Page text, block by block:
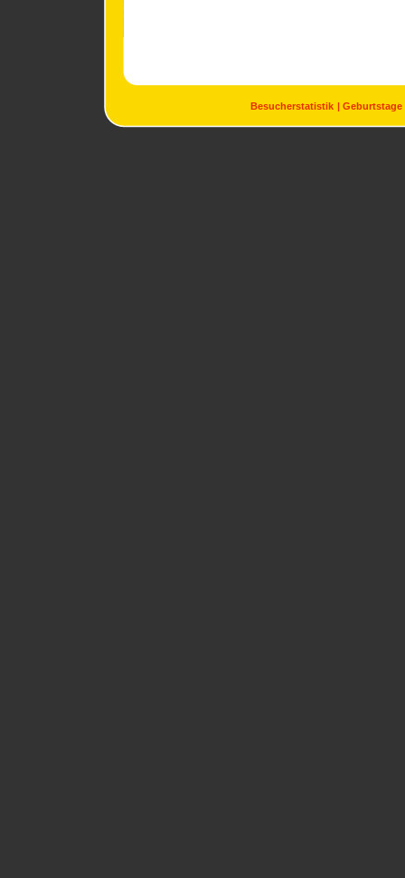
Besucherstatistik Geburtstage